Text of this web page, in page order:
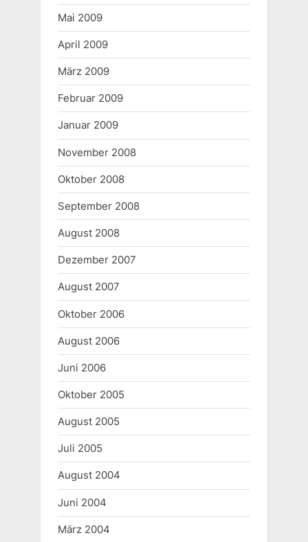
Mai 2009
April 2009
März 2009
Februar 2009
Januar 2009
November 2008
Oktober 2008
September 2008
August 2008
Dezember 2007
August 2007
Oktober 2006
August 2006
Juni 2006
Oktober 2005
August 2005
Juli 2005
August 2004
Juni 2004
März 2004